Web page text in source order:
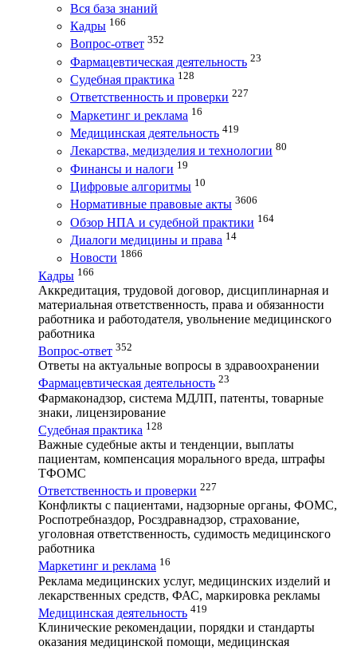
Вся база знаний
Кадры 166
Вопрос-ответ 352
Фармацевтическая деятельность 23
Судебная практика 128
Ответственность и проверки 227
Маркетинг и реклама 16
Медицинская деятельность 419
Лекарства, медизделия и технологии 80
Финансы и налоги 19
Цифровые алгоритмы 10
Нормативные правовые акты 3606
Обзор НПА и судебной практики 164
Диалоги медицины и права 14
Новости 1866
Кадры 166
Аккредитация, трудовой договор, дисциплинарная и
материальная ответственность, права и обязанности
работника и работодателя, увольнение медицинского
работника
Вопрос-ответ 352
Ответы на актуальные вопросы в здравоохранении
Фармацевтическая деятельность 23
Фармаконадзор, система МДЛП, патенты, товарные
знаки, лицензирование
Судебная практика 128
Важные судебные акты и тенденции, выплаты
пациентам, компенсация морального вреда, штрафы
ТФОМС
Ответственность и проверки 227
Конфликты с пациентами, надзорные органы, ФОМС,
Роспотребназдор, Росздравнадзор, страхование,
уголовная ответственность, судимость медицинского
работника
Маркетинг и реклама 16
Реклама медицинских услуг, медицинских изделий и
лекарственных средств, ФАС, маркировка рекламы
Медицинская деятельность 419
Клинические рекомендации, порядки и стандарты
оказания медицинской помощи, медицинская